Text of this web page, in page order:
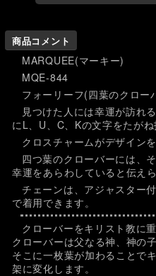
商品コメント
MARQUEE(マーキー)
MQE-844
フォーリーフ(四葉のクロー
見つけた人には幸運が訪れ
にL、U、C、Kの文字をたがね
クロスチャームがデザイン
四つ葉のクローバーには、
幸運をあらわしていると伝えら
チェーンは、アジャスター
で着用できます。
クローバーをキリスト教に
クローバーは父なる神、神の
そこに一枚葉が加わることで
架に変化します。